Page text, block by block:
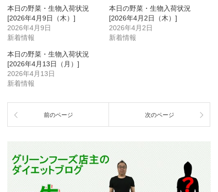
本日の野菜・生物入荷状況
[2026年4月9日（木）]
2026年4月9日
新着情報
本日の野菜・生物入荷状況
[2026年4月2日（木）]
2026年4月2日
新着情報
本日の野菜・生物入荷状況
[2026年4月13日（月）]
2026年4月13日
新着情報
前のページ 次のページ